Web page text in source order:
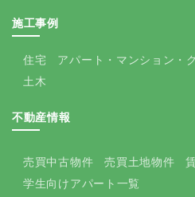
施工事例
住宅 アパート・マンション・
土木
不動産情報
売買中古物件 売買土地物件
学生向けアパート一覧